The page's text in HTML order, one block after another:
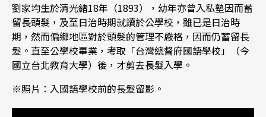
劉家均生於清光緒18年（1893），幼年亦曾入私塾因而蓄
留長頭髮，及至日治時期就讀於公學校，雖已是日治時
期，然而偏鄉地區對於頭髮的管理不嚴格，因而仍蓄留長
髮。直至公學校畢業，考取「台灣總督府國語學校」（今
國立台北教育大學）後，才剪去長髮入學。
※照片：入國語學校前的長髮留影。